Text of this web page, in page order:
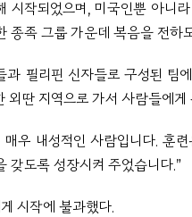
작되었으며, 미국인뿐 아니라
종족 그룹 가운데 복음을 전하
필리핀 신자들로 구성된 팀
외딴 지역으로 가서 사람들에
매우 내성적인 사람입니다. 훈
갖도록 성장시켜 주었습니다.”
시작에 불과했다.